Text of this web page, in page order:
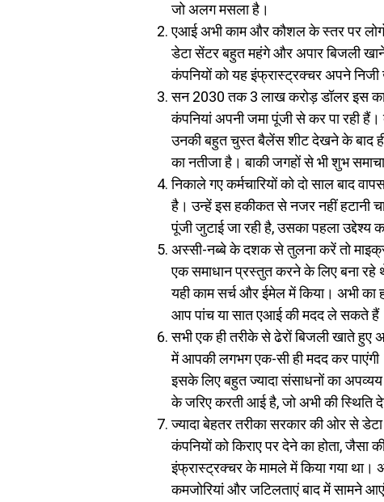
जो अलग मसला है।
एआई अभी काम और कौशल के स्तर पर
डेटा सेंटर बहुत महंगे और अपार बिजली
कंपनियों को यह इंफ्रास्ट्रक्चर अपने निजी
सन 2030 तक 3 लाख करोड़ डॉलर इस
कंपनियां अपनी जमा पूंजी से कर पा रही हैं।
उनकी बहुत चुस्त बैलेंस शीट देखने के बाद
का नतीजा है। बाकी जगहों से भी शुभ
निकाले गए कर्मचारियों को दो साल बाद
है। उन्हें इस हकीकत से नजर नहीं हटानी
पूंजी जुटाई जा रही है, उसका पहला उद्देश्य
अस्सी-नब्बे के दशक से तुलना करें तो
एक समाधान प्रस्तुत करने के लिए बना रहे
यही काम सर्च और ईमेल में किया। अभी
आप पांच या सात एआई की मदद ले सकते
सभी एक ही तरीके से ढेरों बिजली खाते
में आपकी लगभग एक-सी ही मदद कर पाएंगी।
इसके लिए बहुत ज्यादा संसाधनों का अपव्यय
के जरिए करती आई है, जो अभी की स्थिति
ज्यादा बेहतर तरीका सरकार की ओर से
कंपनियों को किराए पर देने का होता,
इंफ्रास्ट्रक्चर के मामले में किया गया था।
कमजोरियां और जटिलताएं बाद में सामने